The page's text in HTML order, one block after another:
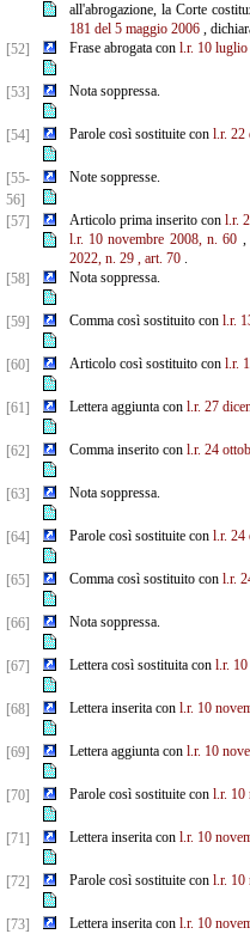
all'abrogazione, la Corte
181 del 5 maggio 2006,
[52]
Frase abrogata con l.r. 10
[53] Nota soppressa.
[54] Parole così sostituite con l.r. 22
[55-
56]
Note soppresse.
[57] Articolo prima inserito conl.r.
l.r. 10 novembre 2008, n. 60 ,
2022, n. 29 , art. 70.
[58]
Nota soppressa.
[59] Comma così sostituito con l.r.
[60] Articolo così sostituito con l.r.
[61] Lettera aggiunta con l.r. 27
[62] Comma inserito con l.r. 24
[63] Nota soppressa.
[64] Parole così sostituite con l.r. 24
[65] Comma così sostituito con l.r.
[66] Nota soppressa.
[67] Lettera così sostituita con l.r.
[68] Lettera inserita con l.r. 10
[69] Lettera aggiunta con l.r. 10
[70] Parole così sostituite con l.r. 10
[71] Lettera inserita con l.r. 10
[72] Parole così sostituite con l.r. 10
[73] Lettera inserita con l.r. 10